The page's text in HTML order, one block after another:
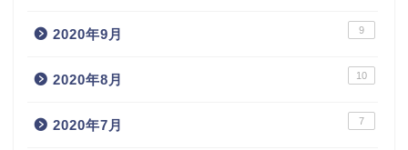
2020年9月 9
2020年8月 10
2020年7月 7